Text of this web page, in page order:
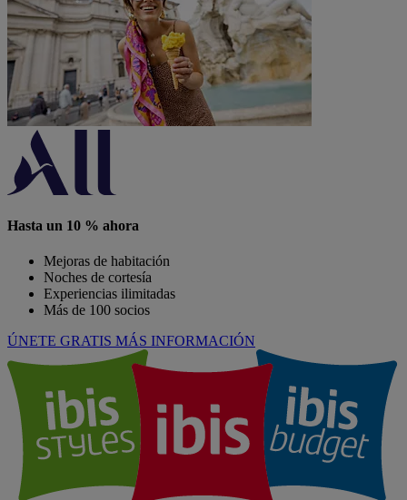
Hasta un 10 % ahora
Mejoras de habitación
Noches de cortesía
Experiencias ilimitadas
Más de 100 socios
ÚNETE GRATIS MÁS INFORMACIÓN